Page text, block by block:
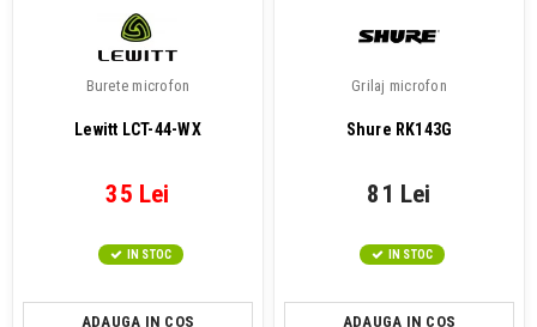
Burete microfon
Lewitt LCT-44-WX
35 Lei
IN STOC
ADAUGA IN COS
Grilaj microfon
Shure RK143G
81 Lei
IN STOC
ADAUGA IN COS